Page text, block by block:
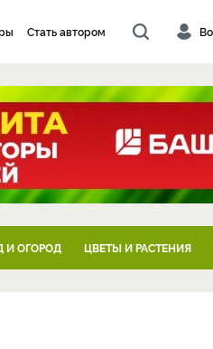
Стать автором
И ОГОРОД ЦВЕТЫ И РАСТЕНИЯ